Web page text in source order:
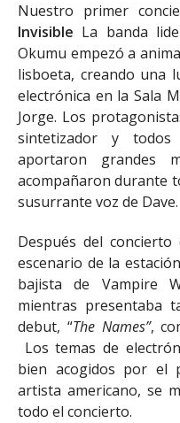
Nuestro primer
Invisible La banda
Okumu empezó a
lisboeta, creando una
electrónica en la Sala
Jorge. Los
sintetizador y
aportaron grandes
acompañaron durante
susurrante voz de Dave.
Después del
escenario de la
bajista de Vampire
mientras presentaba
debut, “The Names”,
Los temas de
bien acogidos por el
artista americano, se
todo el concierto.